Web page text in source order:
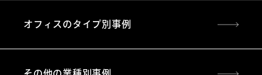
オフィスのタイプ別事例